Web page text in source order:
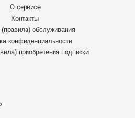
О сервисе
Контакты
(правила) обслуживания
конфиденциальности
приобретения подписки